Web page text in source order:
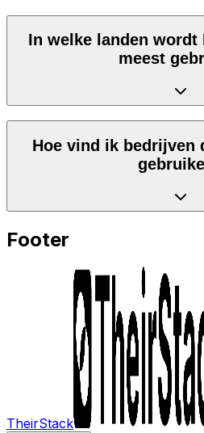
In welke landen wordt
meest
Hoe vind ik bedrijven
Footer
TheirStack